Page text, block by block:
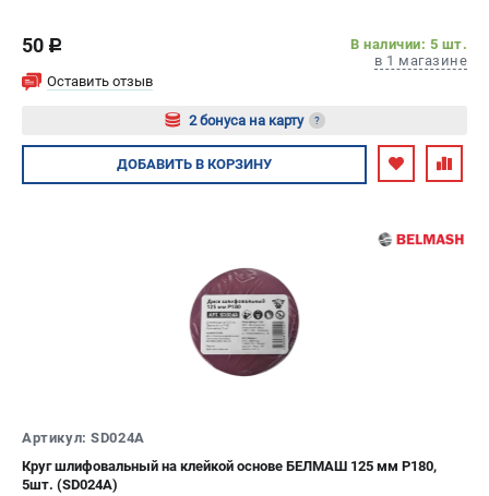
50 c
В наличии: 5 шт.
в 1 магазине
Оставить отзыв
2 бонуса на карту ?
Авторизуйтесь
ДОБАВИТЬ В КОРЗИНУ
Артикул: SD024A
Круг шлифовальный на клейкой основе БЕЛМАШ 125 мм P180,
5шт. (SD024A)